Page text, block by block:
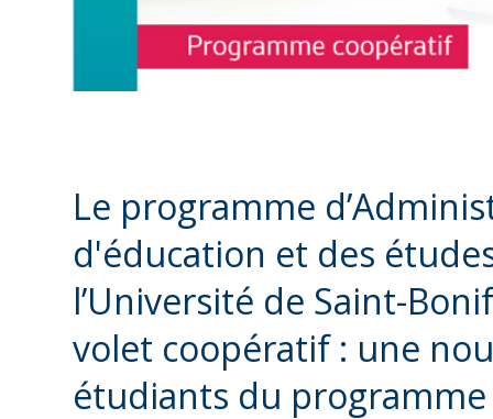
Le programme
d'éducation et des
l’Université de Saint-
volet coopératif : une
étudiants du